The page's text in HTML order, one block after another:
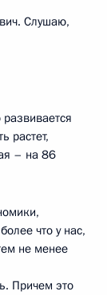
Слушаю,
растет,
– на 86
что у нас,
не менее
Причем это